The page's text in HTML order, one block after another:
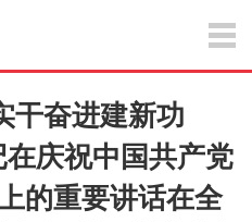
干奋进建新功
庆祝中国共产党
的重要讲话在全